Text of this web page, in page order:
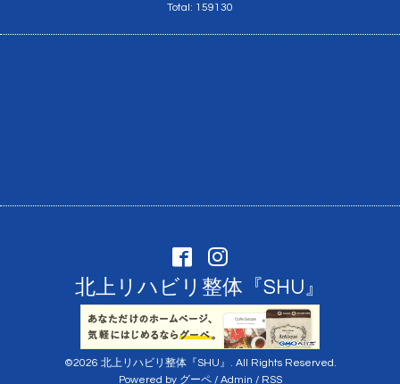
Total: 159130
北上リハビリ整体『SHU』
©2026 北上リハビリ整体『SHU』
. All Rights Reserved.
Powered by グーペ/ Admin / RSS